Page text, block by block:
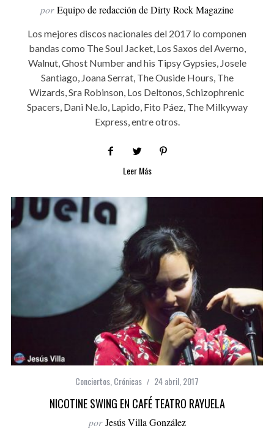
por Equipo de redacción de Dirty Rock Magazine
Los mejores discos nacionales del 2017 lo componen
bandas como The Soul Jacket, Los Saxos del Averno,
Walnut, Ghost Number and his Tipsy Gypsies, Josele
Santiago, Joana Serrat, The Ouside Hours, The
Wizards, Sra Robinson, Los Deltonos, Schizophrenic
Spacers, Dani Ne.lo, Lapido, Fito Páez, The Milkyway
Express, entre otros.
Leer Más
Conciertos Crónicas 24 abril, 2017
NICOTINE SWING EN CAFÉ TEATRO RAYUELA
por Jesús Villa González